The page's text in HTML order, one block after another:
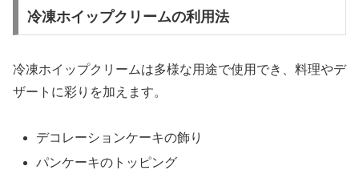
冷凍ホイップクリームの利用法
冷凍ホイップクリームは多様な用途で使用でき、料理やデ
ザートに彩りを加えます。
デコレーションケーキの飾り
パンケーキのトッピング